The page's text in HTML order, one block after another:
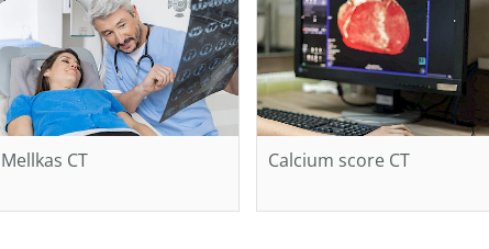
Mellkas CT Calcium score CT